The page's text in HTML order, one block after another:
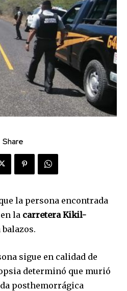
Share
la persona encontrada
la carretera Kikil-
sigue en calidad de
determinó que murió
posthemorrágica